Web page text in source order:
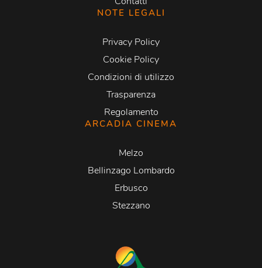
NOTE LEGALI
Privacy Policy
Cookie Policy
Condizioni di utilizzo
Trasparenza
Regolamento
ARCADIA CINEMA
Melzo
Bellinzago Lombardo
Erbusco
Stezzano